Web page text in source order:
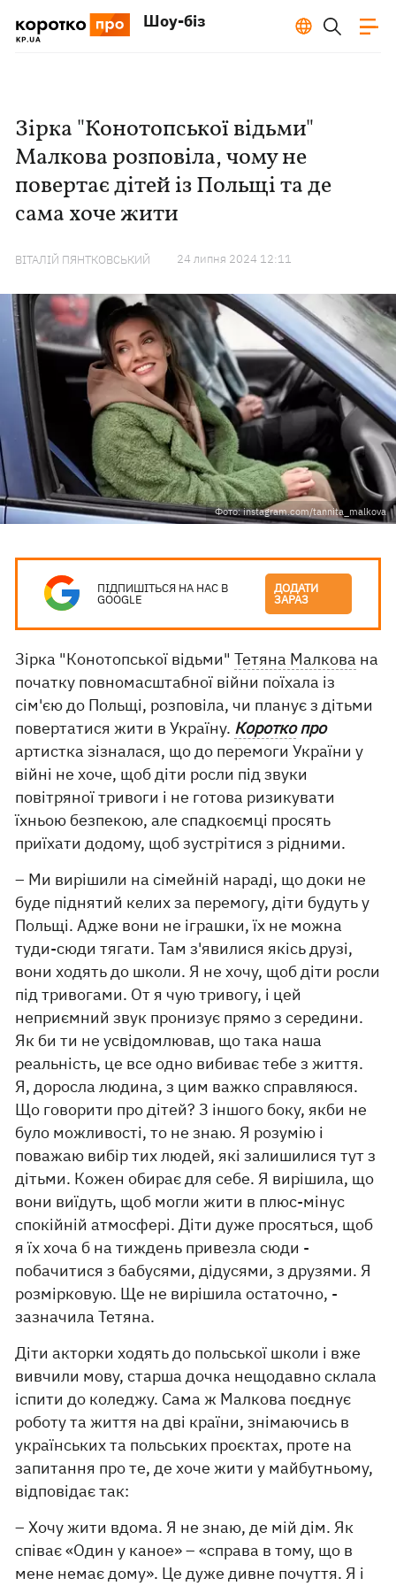
Шоу-біз
Зірка "Конотопської відьми"
Малкова розповіла, чому не
повертає дітей із Польщі та де
сама хоче жити
ВІТАЛІЙ ПЯНТКОВСЬКИЙ 24 липня 2024 12:11
Фото: instagram.com/tannita_malkova
ПІДПИШІТЬСЯ НА НАС В
GOOGLE
ДОДАТИ
ЗАРАЗ
Зірка "Конотопської відьми"Тетяна Малкова на
початку повномасштабної війни поїхала із
сім'єю до Польщі, розповіла, чи планує з дітьми
повертатися жити в Україну. Короткопро
артистка зізналася, що до перемоги України у
війні не хоче, щоб діти росли під звуки
повітряної тривоги і не готова ризикувати
їхньою безпекою, але спадкоємці просять
приїхати додому, щоб зустрітися з рідними.
– Ми вирішили на сімейній нараді, що доки не
буде піднятий келих за перемогу, діти будуть у
Польщі. Адже вони не іграшки, їх не можна
туди-сюди тягати. Там з'явилися якісь друзі,
вони ходять до школи. Я не хочу, щоб діти росли
під тривогами. От я чую тривогу, і цей
неприємний звук пронизує прямо з середини.
Як би ти не усвідомлював, що така наша
реальність, це все одно вибиває тебе з життя.
Я, доросла людина, з цим важко справляюся.
Що говорити про дітей? З іншого боку, якби не
було можливості, то не знаю. Я розумію і
поважаю вибір тих людей, які залишилися тут з
дітьми. Кожен обирає для себе. Я вирішила, що
вони виїдуть, щоб могли жити в плюс-мінус
спокійній атмосфері. Діти дуже просяться, щоб
я їх хоча б на тиждень привезла сюди -
побачитися з бабусями, дідусями, з друзями. Я
розмірковую. Ще не вирішила остаточно, -
зазначила Тетяна.
Діти акторки ходять до польської школи і вже
вивчили мову, старша дочка нещодавно склала
іспити до коледжу. Сама ж Малкова поєднує
роботу та життя на дві країни, знімаючись в
українських та польських проєктах, проте на
запитання про те, де хоче жити у майбутньому,
відповідає так:
– Хочу жити вдома. Я не знаю, де мій дім. Як
співає «Один у каное» – «справа в тому, що в
мене немає дому». Це дуже дивне почуття. Я і